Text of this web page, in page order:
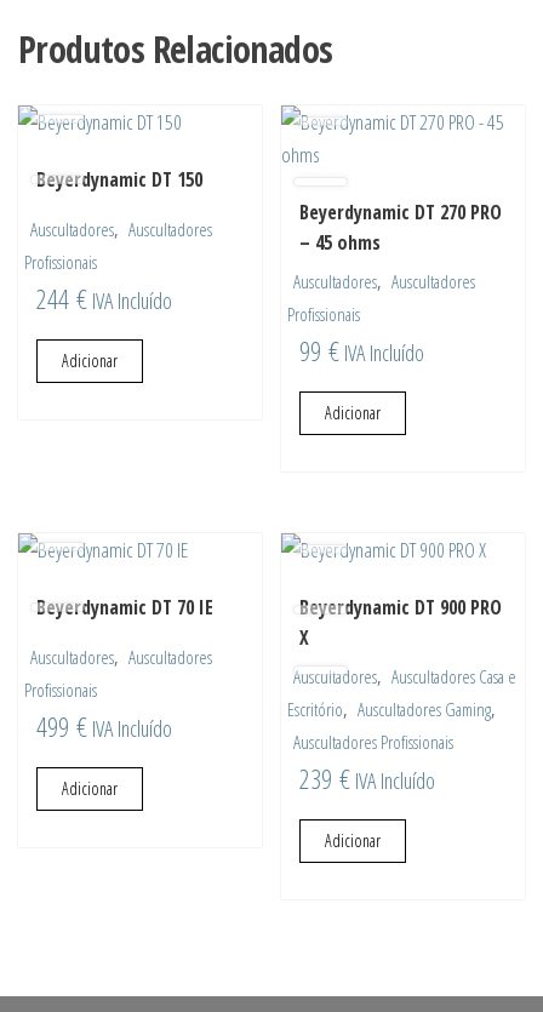
Produtos Relacionados
Beyerdynamic DT 150
Auscultadores, Auscultadores
Profissionais
244 € IVA Incluído
Adicionar
Beyerdynamic DT 270 PRO
– 45 ohms
Auscultadores, Auscultadores
Profissionais
99€ IVA Incluído
Adicionar
Beyerdynamic DT 70 IE
Auscultadores, Auscultadores
Profissionais
499 € IVA Incluído
Adicionar
Beyerdynamic DT 900 PRO
X
Auscultadores, Auscultadores Casa e
Escritório, Auscultadores Gaming,
Auscultadores Profissionais
239€ IVA Incluído
Adicionar